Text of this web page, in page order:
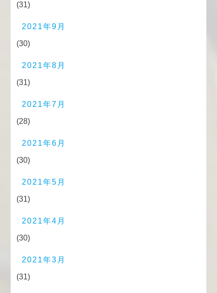
(31)
2021年9月
(30)
2021年8月
(31)
2021年7月
(28)
2021年6月
(30)
2021年5月
(31)
2021年4月
(30)
2021年3月
(31)